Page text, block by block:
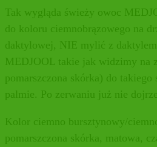
Tak wygląda świeży owoc
do koloru ciemnobrązowego na
daktylowej, NIE mylić z
MEDJOOL takie jak widzimy na
pomarszczona skórka) do takiego
palmie. Po zerwaniu już nie
Kolor ciemno bursztynowy/
pomarszczona skórka, matowa,